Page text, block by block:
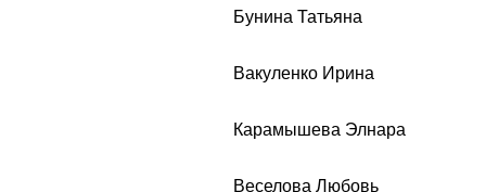
Бунина Татьяна
Вакуленко Ирина
Карамышева Элнара
Веселова Любовь